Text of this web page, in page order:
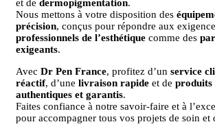
et de dermopigmentation.
Nous mettons à votre disposition des
précision, conçus pour répondre aux
professionnels de l’esthétique comme des
exigeants.
Avec Dr Pen France, profitez d’un service
réactif, d’une livraison rapide et de produits
authentiques et garantis.
Faites confiance à notre savoir-faire et à
pour accompagner tous vos projets de soin et